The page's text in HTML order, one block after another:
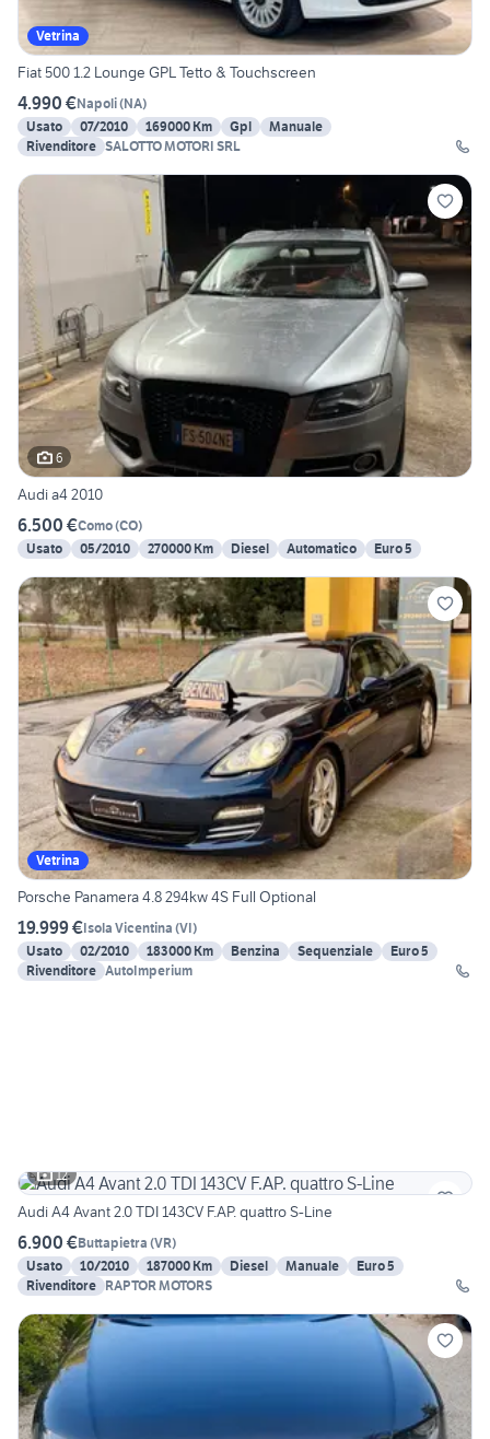
Vetrina
Fiat 500 1.2 Lounge GPL Tetto & Touchscreen
4.990 €Napoli(NA)
Usato
07/2010 169000 Km Gpl
Manuale
Rivenditore SALOTTO MOTORI SRL
6
Audi a4 2010
6.500 €Como(CO)
Usato
05/2010 270000 Km Diesel Automatico Euro 5
Vetrina
Porsche Panamera 4.8 294kw 4S Full Optional
19.999 €Isola Vicentina (VI)
Usato
02/2010 183000 Km Benzina Sequenziale
Euro 5
Rivenditore AutoImperium
12
Audi A4 Avant 2.0 TDI 143CV F.AP. quattro S-Line
6.900 €Buttapietra (VR)
Usato
10/2010 187000 Km Diesel Manuale
Euro 5
Rivenditore RAPTOR MOTORS